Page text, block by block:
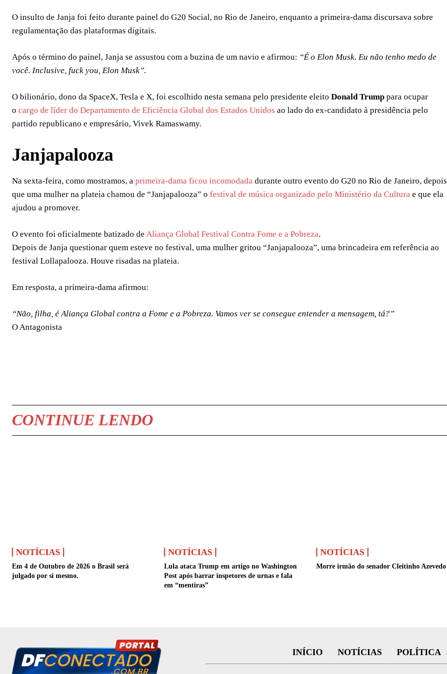
O insulto de Janja foi feito durante painel do G20 Social, no Rio de Janeiro, enquanto a primeira-dama discursava sobre
regulamentação das plataformas digitais.
Após o término do painel, Janja se assustou com a buzina de um navio e afirmou: “É o Elon Musk. Eu não tenho medo de
você. Inclusive, fuck you, Elon Musk”.
O bilionário, dono da SpaceX, Tesla e X, foi escolhido nesta semana pelo presidente eleito Donald Trump para ocupar
o cargo de líder do Departamento de Eficiência Global dos Estados Unidos ao lado do ex-candidato à presidência pelo
partido republicano e empresário, Vivek Ramaswamy.
Janjapalooza
Na sexta-feira, como mostramos, a primeira-dama ficou incomodada durante outro evento do G20 no Rio de Janeiro, depois
que uma mulher na plateia chamou de “Janjapalooza” o festival de música organizado pelo Ministério da Cultura e que ela
ajudou a promover.
O evento foi oficialmente batizado de Aliança Global Festival Contra Fome e a Pobreza.
Depois de Janja questionar quem esteve no festival, uma mulher gritou “Janjapalooza”, uma brincadeira em referência ao
festival Lollapalooza. Houve risadas na plateia.
Em resposta, a primeira-dama afirmou:
“Não, filha, é Aliança Global contra a Fome e a Pobreza. Vamos ver se consegue entender a mensagem, tá?”
O Antagonista
CONTINUE LENDO
NOTÍCIAS
Em 4 de Outubro de 2026 o Brasil será
julgado por si mesmo.
NOTÍCIAS
Lula ataca Trump em artigo no Washington
Post após barrar inspetores de urnas e fala
em “mentiras”
NOTÍCIAS
Morre irmão do senador Cleitinho Azevedo
INÍCIO NOTÍCIAS POLÍTICA